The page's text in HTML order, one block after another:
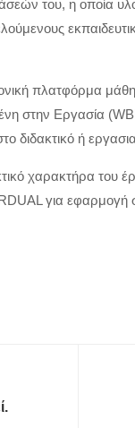
του, η οποία
πλατφόρμα
στην Εργασία
διδακτικό ή
χαρακτήρα του
για